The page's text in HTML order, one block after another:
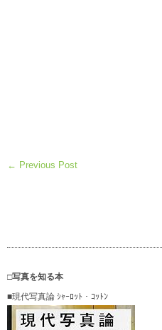
← Previous Post
□写真を知る本
■現代写真論 ｼｬｰﾛｯﾄ・ｺｯﾄﾝ